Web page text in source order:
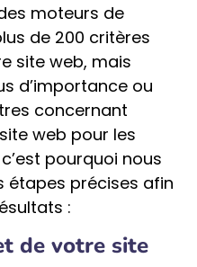
moteurs de
de 200 critères
site web, mais
d’importance ou
concernant
web pour les
pourquoi nous
étapes précises afin
:
de votre site